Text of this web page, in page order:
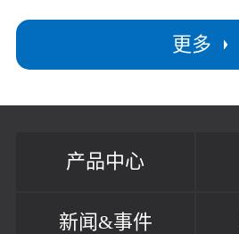
更多
产品中心
新闻&事件